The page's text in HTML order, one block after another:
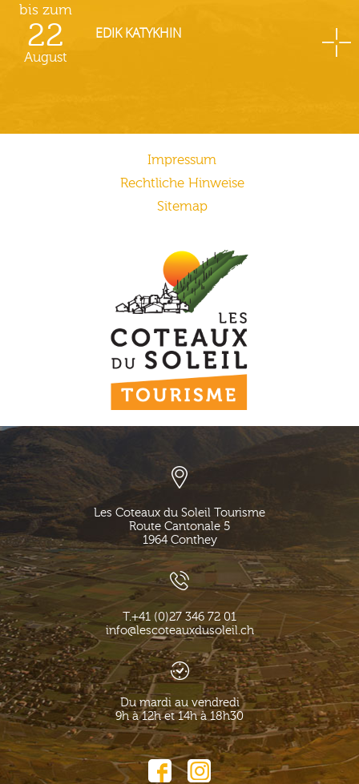
bis zum
22
August
EDIK KATYKHIN
Impressum
Rechtliche Hinweise
Sitemap
Les Coteaux du Soleil Tourisme
Route Cantonale 5
1964 Conthey
T.+41 (0)27 346 72 01
info@lescoteauxdusoleil.ch
Du mardi au vendredi
9h à 12h et 14h à 18h30